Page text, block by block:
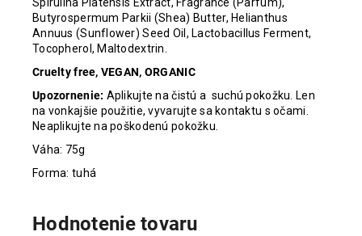
Butyrospermum Parkii (Shea) Butter, Helianthus
Annuus (Sunflower) Seed Oil, Lactobacillus Ferment,
Tocopherol, Maltodextrin.
Cruelty free, VEGAN, ORGANIC
Upozornenie: Aplikujte na čistú a suchú pokožku. Len
na vonkajšie použitie, vyvarujte sa kontaktu s očami.
Neaplikujte na poškodenú pokožku.
Váha: 75g
Forma: tuhá
Hodnotenie tovaru